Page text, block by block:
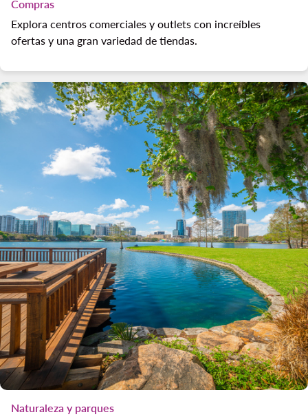
Compras
Explora centros comerciales y outlets con increíbles
ofertas y una gran variedad de tiendas.
Naturaleza y parques